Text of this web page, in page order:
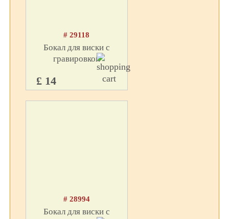
# 29118
Бокал для виски c
гравировкой
£ 14
# 28994
Бокал для виски c